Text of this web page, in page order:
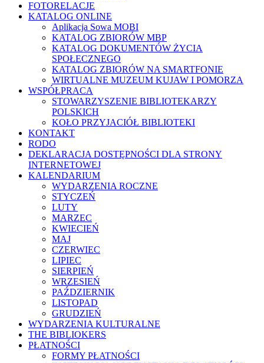
FOTORELACJE
KATALOG ONLINE
Aplikacja Sowa MOBI
KATALOG ZBIORÓW MBP
KATALOG DOKUMENTÓW ŻYCIA
SPOŁECZNEGO
KATALOG ZBIORÓW NA SMARTFONIE
WIRTUALNE MUZEUM KUJAW I POMORZA
WSPÓŁPRACA
STOWARZYSZENIE BIBLIOTEKARZY
POLSKICH
KOŁO PRZYJACIÓŁ BIBLIOTEKI
KONTAKT
RODO
DEKLARACJA DOSTĘPNOŚCI DLA STRONY
INTERNETOWEJ
KALENDARIUM
WYDARZENIA ROCZNE
STYCZEŃ
LUTY
MARZEC
KWIECIEŃ
MAJ
CZERWIEC
LIPIEC
SIERPIEŃ
WRZESIEŃ
PAŹDZIERNIK
LISTOPAD
GRUDZIEŃ
WYDARZENIA KULTURALNE
THE BIBLIOKERS
PŁATNOŚCI
FORMY PŁATNOŚCI